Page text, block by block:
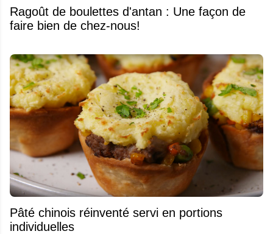
Ragoût de boulettes d'antan : Une façon de
faire bien de chez-nous!
Pâté chinois réinventé servi en portions
individuelles